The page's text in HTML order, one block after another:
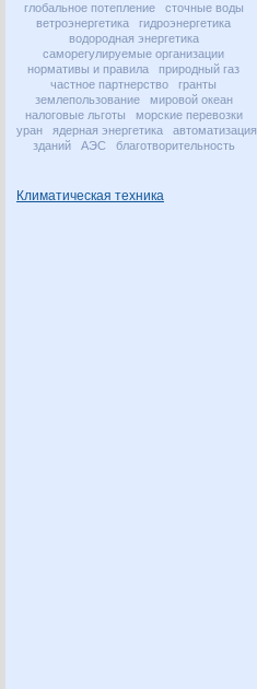
глобальное потепление
сточные воды
ветроэнергетика
гидроэнергетика
водородная энергетика
саморегулируемые организации
нормативы и правила
природный газ
частное партнерство
гранты
землепользование
мировой океан
налоговые льготы
морские перевозки
уран
ядерная энергетика
автоматизация
зданий
АЭС благотворительность
Климатическая техника